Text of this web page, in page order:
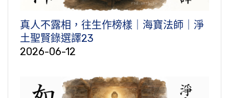
真人不露相，往生作榜樣｜海寶法師｜淨
土聖賢錄選譯23
2026-06-12